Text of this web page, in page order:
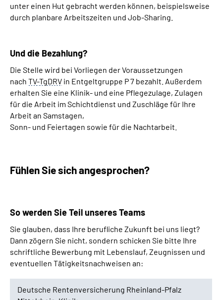
unter einen Hut gebracht werden können, beispielsweise
durch planbare Arbeitszeiten und Job-Sharing
Und die Bezahlung?
Die Stelle wird bei Vorliegen der Voraussetzungen
nach TV-TgDRV in Entgeltgruppe P 7 bezahlt. Außerdem
erhalten Sie eine Klinik- und eine Pflegezulage, Zulagen
für die Arbeit im Schichtdienst und Zuschläge für Ihre
Arbeit an Samstagen,
Sonn- und Feiertagen sowie für die Nachtarbeit.
Fühlen Sie sich angesprochen?
So werden Sie Teil unseresTeams
Sie glauben, dass Ihre berufliche Zukunft bei uns liegt?
Dann zögern Sie nicht, sondern schicken Sie bitte Ihre
schriftliche Bewerbung mit Lebenslauf, Zeugnissen und
eventuellen Tätigkeitsnachweisen an:
Deutsche Rentenversicherung Rheinland-Pfalz